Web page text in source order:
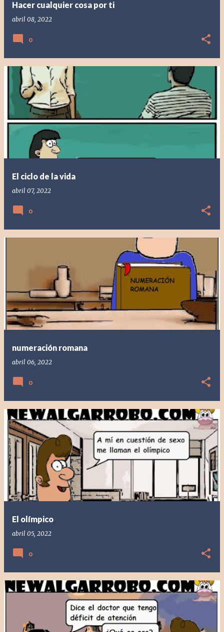
Hacer cualquier cosa por ti
abril 08, 2022
0
El ciclo de la vida
abril 07, 2022
0
numeración romana
abril 06, 2022
0
El olímpico
abril 05, 2022
0